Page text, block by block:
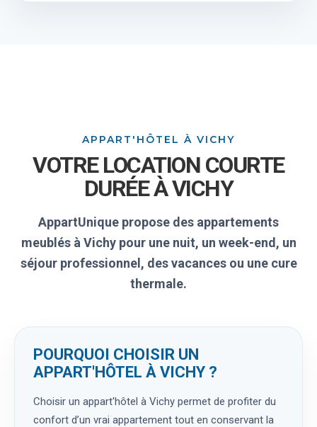
APPART'HÔTEL À VICHY
VOTRE LOCATION COURTE
DURÉE À VICHY
AppartUnique propose des appartements
meublés à Vichy pour une nuit, un week-end, un
séjour professionnel, des vacances ou une cure
thermale.
POURQUOI CHOISIR UN
APPART'HÔTEL À VICHY ?
Choisir un appart'hôtel à Vichy permet de profiter du
confort d’un vrai appartement tout en conservant la